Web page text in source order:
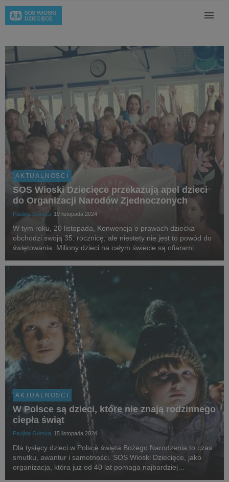
AKTUALNOŚCI
SOS Wioski Dziecięce przekazują apel dzieci
do Organizacji Narodów Zjednoczonych
Paulina Górska 19 listopada 2024
W tym roku, 20 listopada, Konwencja o prawach dziecka
obchodzi swoją 35. rocznicę, ale niestety nie jest to powód do
świętowania. Miliony dzieci na całym świecie są ofiarami
Wiosek Dziecięcych „Tupiemy o pokój” służy...
AKTUALNOŚCI
W Polsce są dzieci, które nie znają rodzinnego
ciepła świąt
Paulina Górska 15 listopada 2024
Dla tysięcy dzieci w Polsce święta Bożego Narodzenia to czas
smutku, awantur i samotności. SOS Wioski Dziecięce, jako
organizacja, która już od 40 lat pomaga najbardziej